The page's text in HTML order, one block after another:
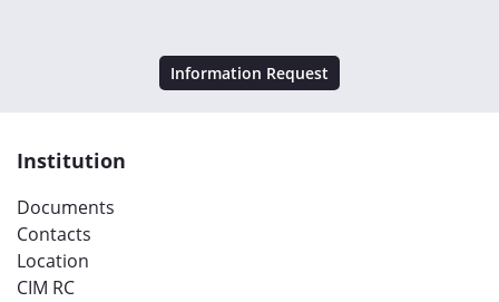
Information Request
Institution
Documents
Contacts
Location
CIM RC